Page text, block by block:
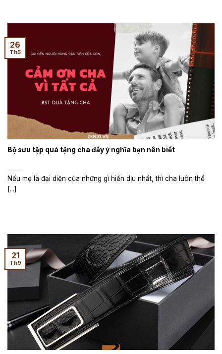
Bộ sưu tập quà tặng cha đầy ý nghĩa bạn nên biết
Nếu mẹ là đại diện của những gì hiền dịu nhất, thì cha luôn thể
[...]
26
Th5
21
Th9